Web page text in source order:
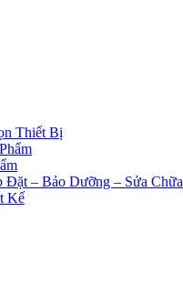
Thiết Bị
Đặt – Bảo Dưỡng – Sửa Chữa
Kế